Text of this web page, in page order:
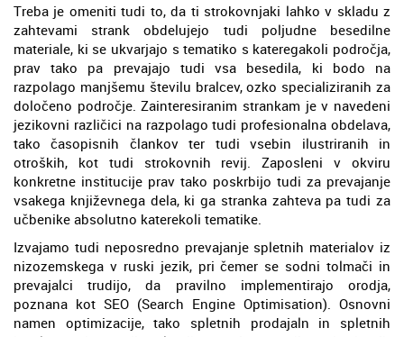
Treba je omeniti tudi to, da ti strokovnjaki lahko v skladu z
zahtevami strank obdelujejo tudi poljudne besedilne
materiale, ki se ukvarjajo s tematiko s kateregakoli področja,
prav tako pa prevajajo tudi vsa besedila, ki bodo na
razpolago manjšemu številu bralcev, ozko specializiranih za
določeno področje. Zainteresiranim strankam je v navedeni
jezikovni različici na razpolago tudi profesionalna obdelava,
tako časopisnih člankov ter tudi vsebin ilustriranih in
otroških, kot tudi strokovnih revij. Zaposleni v okviru
konkretne institucije prav tako poskrbijo tudi za prevajanje
vsakega književnega dela, ki ga stranka zahteva pa tudi za
učbenike absolutno katerekoli tematike.
Izvajamo tudi neposredno prevajanje spletnih materialov iz
nizozemskega v ruski jezik, pri čemer se sodni tolmači in
prevajalci trudijo, da pravilno implementirajo orodja,
poznana kot SEO (Search Engine Optimisation). Osnovni
namen optimizacije, tako spletnih prodajaln in spletnih